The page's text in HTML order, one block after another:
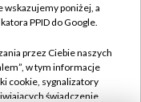
wskazujemy poniżej, a
PPID do Google.
przez Ciebie naszych
w tym informacje
cookie, sygnalizatory
świadczenie